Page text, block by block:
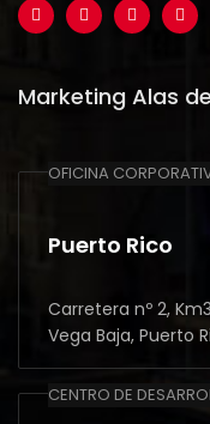
Marketing Alas de
OFICINA
Puerto Rico
Carretera nº 2,
Vega Baja, Puerto
CENTRO DE